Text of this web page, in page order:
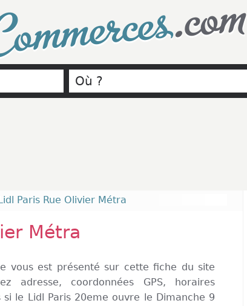
.com
Paris Rue Olivier Métra
Métra
vous est présenté sur cette fiche du site
adresse, coordonnées GPS, horaires
le Lidl Paris 20eme ouvre le Dimanche 9